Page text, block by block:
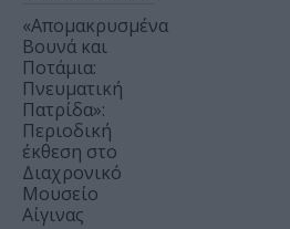
«Απομακρυσμένα
Βουνά και
Ποτάμια:
Πνευματική
Πατρίδα»:
Περιοδική
έκθεση στο
Διαχρονικό
Μουσείο
Αίγινας